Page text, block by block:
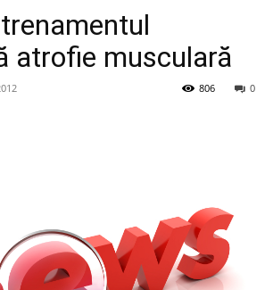
atrofie musculară
0
806